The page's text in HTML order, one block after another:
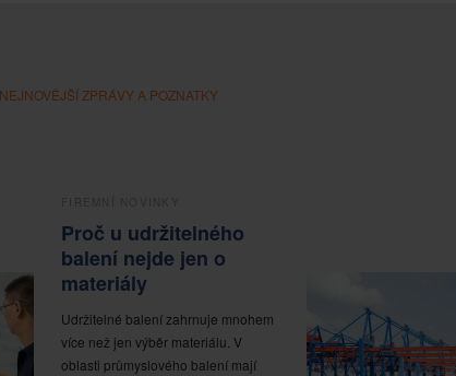
ZPRÁVY A POZNATKY
Proč u udržitelného
balení nejde jen o
materiály
Udržitelné balení zahrnuje mnohem
více než jen výběr materiálu. V
oblasti průmyslového balení mají